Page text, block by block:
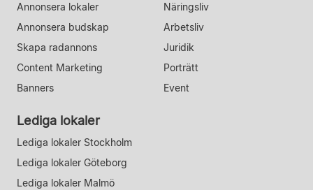
Annonsera lokaler
Annonsera budskap
Skapa radannons
Content Marketing
Banners
Näringsliv
Arbetsliv
Juridik
Porträtt
Event
Lediga lokaler
Lediga lokaler Stockholm
Lediga lokaler Göteborg
Lediga lokaler Malmö